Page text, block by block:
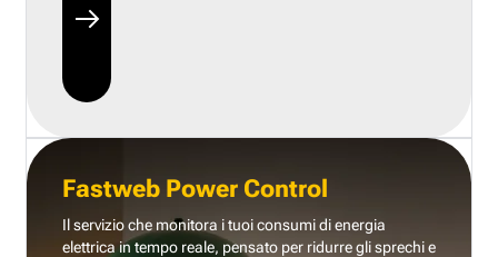
Fastweb Power Control
Il servizio che monitora i tuoi consumi di energia
elettrica in tempo reale, pensato per ridurre gli sprechi e